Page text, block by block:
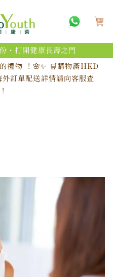
物
・打開健康長壽之門
禮物 ！🌸✨ 🛒購物滿HKD
訂單配送詳情請向客服查